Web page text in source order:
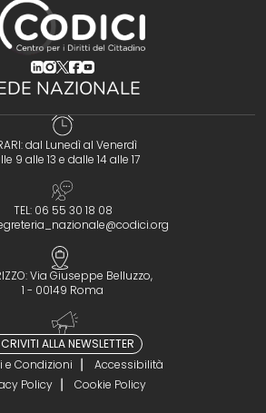
(opens in a new tab)
(opens in a new tab)
(opens in a new tab)
(opens in a new tab)
(opens in a new tab)
NAZIONALE
dal Lunedì al Venerdì
9 alle 13 e dalle 14 alle 17
TEL: 06 55 30 18 08
Via Giuseppe Belluzzo,
1 - 00149 Roma
ALLA NEWSLETTER
e Condizioni
Accessibilità
Policy
Cookie Policy